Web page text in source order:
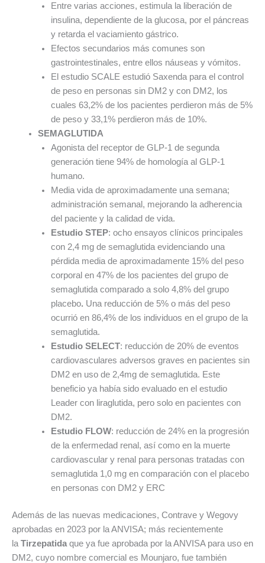
Entre varias acciones, estimula la liberación de
insulina, dependiente de la glucosa, por el páncreas
y retarda el vaciamiento gástrico.
Efectos secundarios más comunes son
gastrointestinales, entre ellos náuseas y vómitos.
El estudio SCALE estudió Saxenda para el control
de peso en personas sin DM2 y con DM2, los
cuales 63,2% de los pacientes perdieron más de 5%
de peso y 33,1% perdieron más de 10%.
SEMAGLUTIDA
Agonista del receptor de GLP-1 de segunda
generación tiene 94% de homología al GLP-1
humano.
Media vida de aproximadamente una semana;
administración semanal, mejorando la adherencia
del paciente y la calidad de vida.
Estudio STEP: ocho ensayos clínicos principales
con 2,4 mg de semaglutida evidenciando una
pérdida media de aproximadamente 15% del peso
corporal en 47% de los pacientes del grupo de
semaglutida comparado a solo 4,8% del grupo
placebo. Una reducción de 5% o más del peso
ocurrió en 86,4% de los individuos en el grupo de la
semaglutida.
Estudio SELECT: reducción de 20% de eventos
cardiovasculares adversos graves en pacientes sin
DM2 en uso de 2,4mg de semaglutida. Este
beneficio ya había sido evaluado en el estudio
Leader con liraglutida, pero solo en pacientes con
DM2.
Estudio FLOW: reducción de 24% en la progresión
de la enfermedad renal, así como en la muerte
cardiovascular y renal para personas tratadas con
semaglutida 1,0 mg en comparación con el placebo
en personas con DM2 y ERC
Además de las nuevas medicaciones, Contrave y Wegovy
aprobadas en 2023 por la ANVISA; más recientemente
la Tirzepatida que ya fue aprobada por la ANVISA para uso en
DM2, cuyo nombre comercial es Mounjaro, fue también